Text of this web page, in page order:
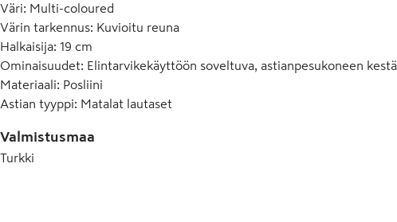
Väri: Multi-coloured
Värin tarkennus: Kuvioitu reuna
Halkaisija: 19 cm
Ominaisuudet: Elintarvikekäyttöön soveltuva, astianpesukoneen
Materiaali: Posliini
Astian tyyppi: Matalat lautaset
Valmistusmaa
Turkki